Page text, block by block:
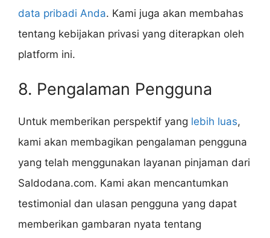
data pribadi Anda. Kami juga akan membahas
tentang kebijakan privasi yang diterapkan oleh
platform ini.
8. Pengalaman Pengguna
Untuk memberikan perspektif yang lebih luas,
kami akan membagikan pengalaman pengguna
yang telah menggunakan layanan pinjaman dari
Saldodana.com. Kami akan mencantumkan
testimonial dan ulasan pengguna yang dapat
memberikan gambaran nyata tentang